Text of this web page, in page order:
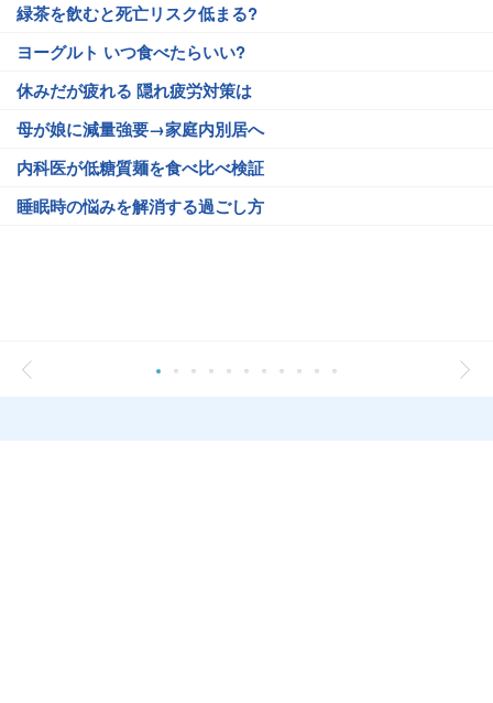
緑茶を飲むと死亡リスク低まる?
ヨーグルト いつ食べたらいい?
休みだが疲れる 隠れ疲労対策は
母が娘に減量強要→家庭内別居へ
内科医が低糖質麺を食べ比べ検証
睡眠時の悩みを解消する過ごし方